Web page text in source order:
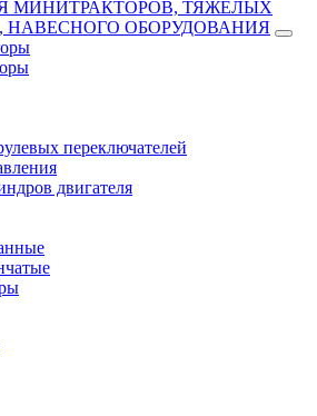
МИНИТРАКТОРОВ, ТЯЖЕЛЫХ
НАВЕСНОГО ОБОРУДОВАНИЯ
переключателей
двигателя